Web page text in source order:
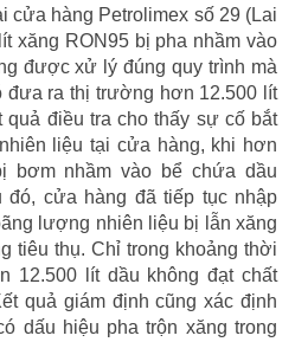
cửa hàng Petrolimex số 29 (Lai
xăng RON95 bị pha nhầm vào
được xử lý đúng quy trình mà
đưa ra thị trường hơn 12.500 lít
quả điều tra cho thấy sự cố bắt
liệu tại cửa hàng, khi hơn
bơm nhầm vào bể chứa dầu
đó, cửa hàng đã tiếp tục nhập
lượng nhiên liệu bị lẫn xăng
tiêu thụ. Chỉ trong khoảng thời
12.500 lít dầu không đạt chất
quả giám định cũng xác định
dấu hiệu pha trộn xăng trong